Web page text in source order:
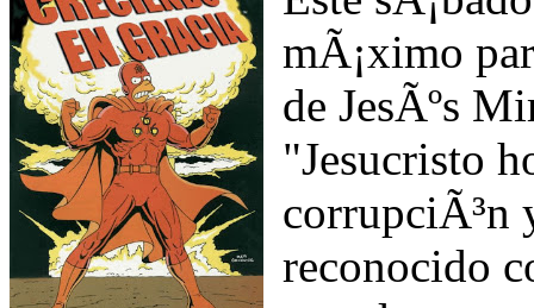
mÃ¡ximo
de JesÃºs
"Jesucristo
corrupciÃ³n
reconocido